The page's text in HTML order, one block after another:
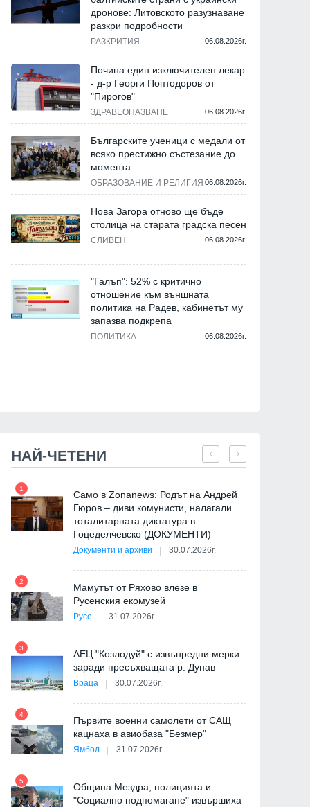
Варна
Борисов във Варна: Бюджет
2026 е пълен фалстарт,
противоконституционен е, ще
сезираме КС (ВИДЕО)
В дебат за бюджета
"прогресивният"
обиди грозно
Петкова
дронове: Литовското разузнаване
разкри подробности
РАЗКРИТИЯ 06.08.2026г.
Почина един изключителен лекар
- д-р Георги Поптодоров от
"Пирогов"
ЗДРАВЕОПАЗВАНЕ 06.08.2026г.
Българските ученици с медали от
всяко престижно състезание до
момента
ОБРАЗОВАНИЕ И РЕЛИГИЯ 06.08.2026г.
Нова Загора отново ще бъде
столица на старата градска песен
СЛИВЕН 06.08.2026г.
"Галъп": 52% с критично
отношение към външната
политика на Радев, кабинетът му
запазва подкрепа
ПОЛИТИКА 06.08.2026г.
НАЙ-ЧЕТЕНИ
1
Само в Zonanews: Родът на Андрей
Гюров – диви комунисти, налагали
тоталитарната диктатура в
Гоцеделчевско (ДОКУМЕНТИ)
Документи и архиви 30.07.2026г.
2
Мамутът от Ряхово влезе в
Русенския екомузей
Русе 31.07.2026г.
3
АЕЦ "Козлодуй" с извънредни мерки
заради пресъхващата р. Дунав
Враца 30.07.2026г.
4
Първите военни самолети от САЩ
кацнаха в авиобаза "Безмер"
Ямбол 31.07.2026г.
5
Община Мездра, полицията и
"Социално подпомагане" извършиха